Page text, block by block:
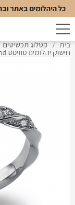
כל היהלומים באתר
בית / קטלוג תכשיטים
חישוק יהלומים טוויסט Commitment Band